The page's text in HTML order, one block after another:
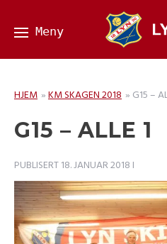
HJEM »KM SKAGEN 2018 » G15 –
G15 – ALLE 1
PUBLISERT18. JANUAR 2018 I